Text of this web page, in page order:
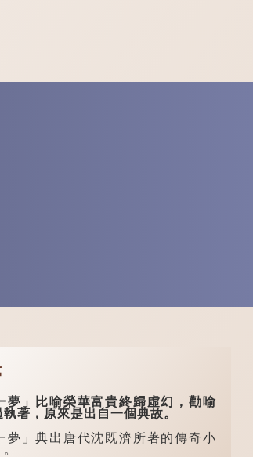
」比喻榮華富貴終歸虛幻，勸喻
著，原來是出自一個典故。
」典出唐代沈既濟所著的傳奇小